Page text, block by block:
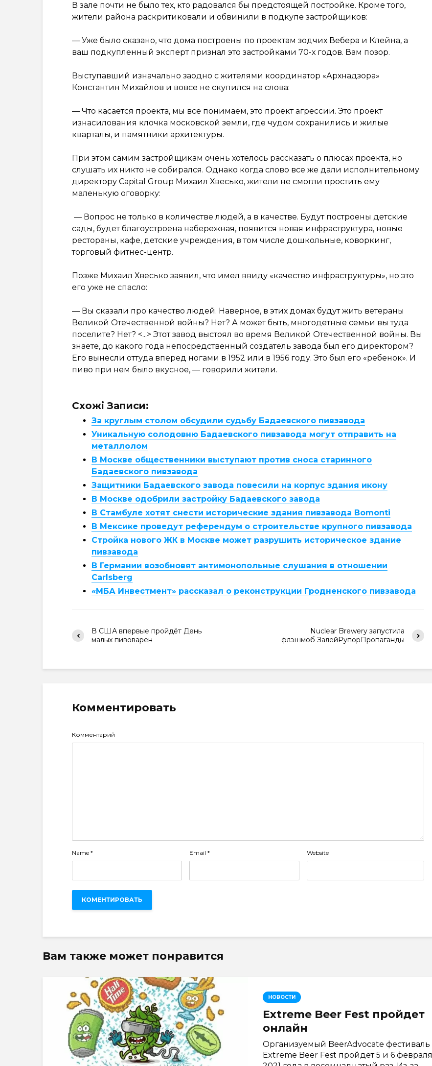
В зале почти не было тех, кто радовался бы предстоящей постройке. Кроме того,
жители района раскритиковали и обвинили в подкупе застройщиков:
— Уже было сказано, что дома построены по проектам зодчих Вебера и Клейна, а
ваш подкупленный эксперт признал это застройками 70-х годов. Вам позор.
Выступавший изначально заодно с жителями координатор «Архнадзора»
Константин Михайлов и вовсе не скупился на слова:
— Что касается проекта, мы все понимаем, это проект агрессии. Это проект
изнасилования клочка московской земли, где чудом сохранились и жилые
кварталы, и памятники архитектуры.
При этом самим застройщикам очень хотелось рассказать о плюсах проекта, но
слушать их никто не собирался. Однако когда слово все же дали исполнительному
директору Capital Group Михаил Хвесько, жители не смогли простить ему
маленькую оговорку:
— Вопрос не только в количестве людей, а в качестве. Будут построены детские
сады, будет благоустроена набережная, появится новая инфраструктура, новые
рестораны, кафе, детские учреждения, в том числе дошкольные, коворкинг,
торговый фитнес-центр.
Позже Михаил Хвесько заявил, что имел ввиду «качество инфраструктуры», но это
его уже не спасло:
— Вы сказали про качество людей. Наверное, в этих домах будут жить ветераны
Великой Отечественной войны? Нет? А может быть, многодетные семьи вы туда
поселите? Нет? <...> Этот завод выстоял во время Великой Отечественной войны. Вы
знаете, до какого года непосредственный создатель завода был его директором?
Его вынесли оттуда вперед ногами в 1952 или в 1956 году. Это был его «ребенок». И
пиво при нем было вкусное, — говорили жители.
Схожі Записи:
За круглым столом обсудили судьбу Бадаевского пивзавода
Уникальную солодовню Бадаевского пивзавода могут отправить на
металлолом
В Москве общественники выступают против сноса старинного
Бадаевского пивзавода
Защитники Бадаевского завода повесили на корпус здания икону
В Москве одобрили застройку Бадаевского завода
В Стамбуле хотят снести исторические здания пивзавода Bomonti
В Мексике проведут референдум о строительстве крупного пивзавода
Стройка нового ЖК в Москве может разрушить историческое здание
пивзавода
В Германии возобновят антимонопольные слушания в отношении
Carlsberg
«МБА Инвестмент» рассказал о реконструкции Гродненского пивзавода
В США впервые пройдёт День
малых пивоварен
Nuclear Brewery запустила
флэшмоб ЗалейРупорПропаганды
Комментировать
Комментарий
Name * Email * Website
Вам также может понравится
НОВОСТИ
Extreme Beer Fest пройдет
онлайн
Организуемый BeerAdvocate фестиваль
Extreme Beer Fest пройдёт 5 и 6 февраля